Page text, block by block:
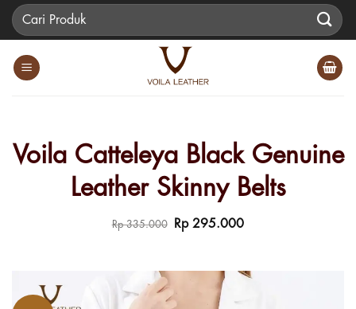
SkipPencarian
untuk:
Voila Catteleya Black Genuine
Leather Skinny Belts
Rp335.000
Harga
aslinya
Rp295.000Harga
Rp 295.000.